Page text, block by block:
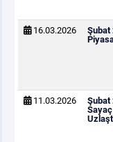
16.03.2026
Şubat
11.03.2026
Şubat